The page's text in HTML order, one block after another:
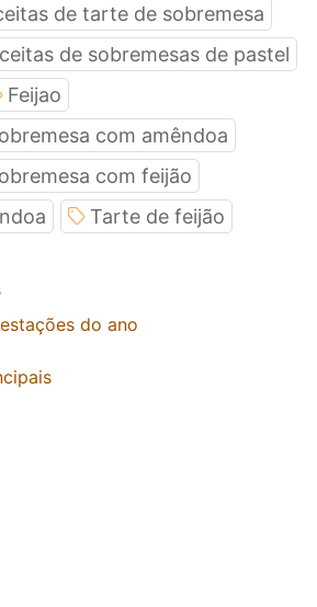
de tarte de sobremesa
de sobremesas de pastel
Feijao
com amêndoa
com feijão
Tarte de feijão
do ano